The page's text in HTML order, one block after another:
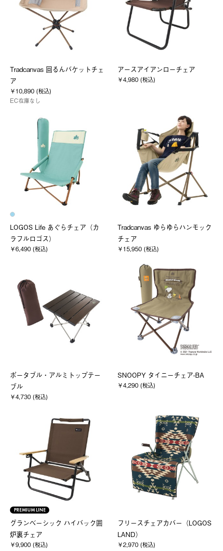
Tradcanvas 回るんバケットチェ
ア
￥10,890 (税込)
EC在庫なし
アースアイアンローチェア
￥4,980 (税込)
LOGOS Life あぐらチェア（カ
ラフルロゴス）
￥6,490 (税込)
Tradcanvas ゆらゆらハンモック
チェア
￥15,950 (税込)
ポータブル・アルミトップテー
ブル
￥4,730 (税込)
SNOOPY タイニーチェア-BA
￥4,290 (税込)
PREMIUM LINE
グランベーシック ハイバック囲
炉裏チェア
￥9,900 (税込)
フリースチェアカバー（LOGOS
LAND）
￥2,970 (税込)